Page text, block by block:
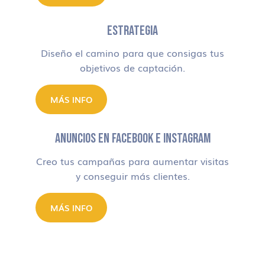
ESTRATEGIA
Diseño el camino para que consigas tus
objetivos de captación.
MÁS INFO
ANUNCIOS EN FACEBOOK E INSTAGRAM
Creo tus campañas para aumentar visitas
y conseguir más clientes.
MÁS INFO